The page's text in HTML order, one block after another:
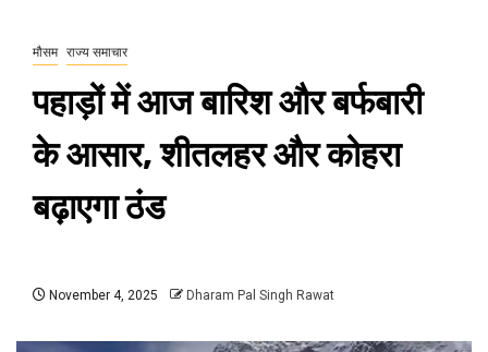
मौसम राज्य समाचार
पहाड़ों में आज बारिश और बर्फबारी
के आसार, शीतलहर और कोहरा
बढ़ाएगा ठंड
November 4, 2025 Dharam Pal Singh Rawat